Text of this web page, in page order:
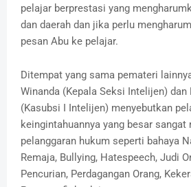
pelajar berprestasi yang
dan daerah dan jika perlu
pesan Abu ke pelajar.
Ditempat yang sama pemateri
Winanda (Kepala Seksi Intelijen) dan
(Kasubsi I Intelijen) menyebutkan
keingintahuannya yang besar sangat
pelanggaran hukum seperti bahaya
Remaja, Bullying, Hatespeech, Judi
Pencurian, Perdagangan Orang,